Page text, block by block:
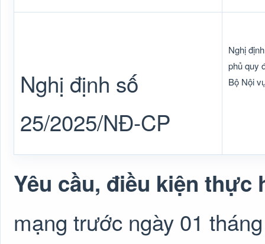
Nghị định số
25/2025/NĐ-CP
Nghị
phủ quy
Bộ Nội
Yêu cầu, điều kiện thực
mạng trước ngày 01